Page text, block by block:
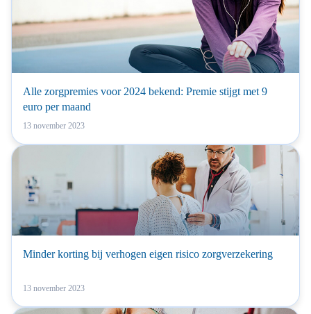
Alle zorgpremies voor 2024 bekend: Premie stijgt met 9
euro per maand
13 november 2023
Minder korting bij verhogen eigen risico zorgverzekering
13 november 2023